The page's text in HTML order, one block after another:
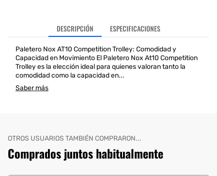
DESCRIPCIÓN ESPECIFICACIONES
Paletero Nox AT10 Competition Trolley: Comodidad y
Capacidad en Movimiento El Paletero Nox At10 Competition
Trolley es la elección ideal para quienes valoran tanto la
comodidad como la capacidad en...
Saber más
OTROS USUARIOS TAMBIÉN COMPRARON...
Comprados juntos habitualmente